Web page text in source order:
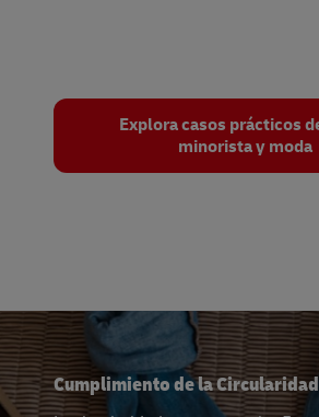
Explora casos prácticos
minorista y moda
Cumplimiento de la Circularidad